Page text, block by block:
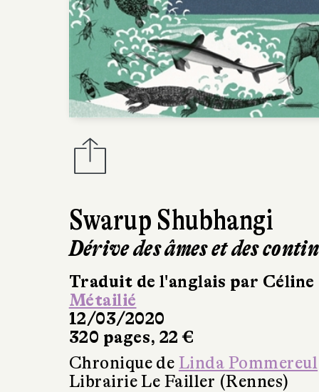
Swarup Shubhangi
Dérive des âmes et des
Traduit de l'anglais par Céline
Métailié
12/03/2020
320 pages, 22 €
Chronique de Linda Pommereul
Librairie Le Failler (Rennes)